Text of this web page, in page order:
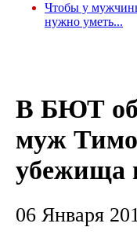
Чтобы у
нужно уметь...
В БЮТ
муж
убежища
06 Января